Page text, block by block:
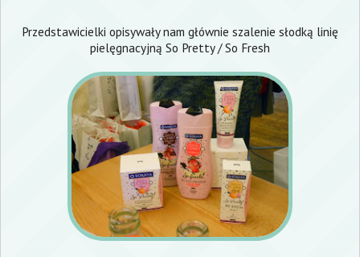
Przedstawicielki opisywały nam głównie szalenie słodką linię
pielęgnacyjną So Pretty / So Fresh